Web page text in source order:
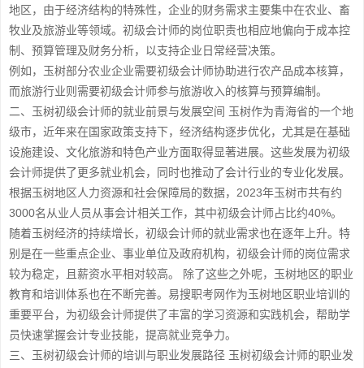
地区，由于经济结构的特殊性，企业的财务需求主要集中在农业、畜
牧业及旅游业等领域。初级会计师的岗位职责也相应地偏向于成本控
制、预算管理及财务分析，以支持企业日常经营决策。
例如，玉树部分农业企业需要初级会计师协助进行农产品成本核算，
而旅游行业则需要初级会计师参与旅游收入的核算与预算编制。
二、玉树初级会计师的就业前景与发展空间 玉树作为青海省的一个地
级市，近年来在国家政策支持下，经济结构逐步优化，尤其是在基础
设施建设、文化旅游和特色产业方面取得显著进展。这些发展为初级
会计师提供了更多就业机会，同时也推动了会计行业的专业化发展。
根据玉树地区人力资源和社会保障局的数据，2023年玉树市共有约
3000名从业人员从事会计相关工作，其中初级会计师占比约40%。
随着玉树经济的持续增长，初级会计师的就业需求也在逐年上升。特
别是在一些重点企业、事业单位及政府机构，初级会计师的岗位需求
较为稳定，且薪资水平相对较高。 除了这些之外呢，玉树地区的职业
教育和培训体系也在不断完善。易搜职考网作为玉树地区职业培训的
重要平台，为初级会计师提供了丰富的学习资源和实践机会，帮助学
员快速掌握会计专业技能，提高就业竞争力。
三、玉树初级会计师的培训与职业发展路径 玉树初级会计师的职业发